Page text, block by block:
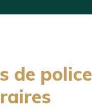
de police